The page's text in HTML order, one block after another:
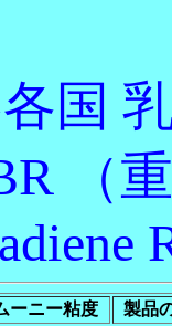
国
（
ーニー粘度
製品